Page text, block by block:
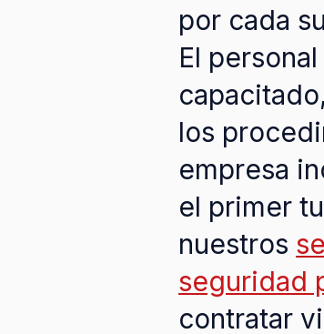
por cada
El
los
empresa
el primer
nuestros
seguridad
contratar